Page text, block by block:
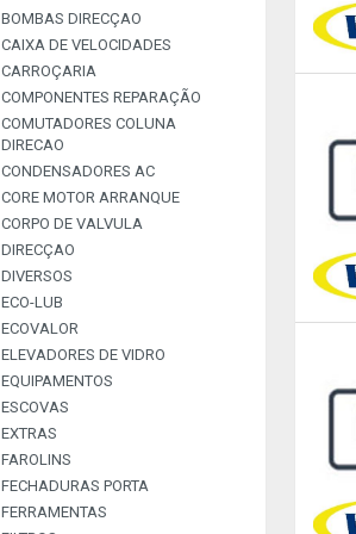
BOMBAS ALTA PRESSAO
COMMON RAI
BOMBAS COMBUSTIVEL
BOMBAS DE VACUO
BOMBAS ESGUICHO
BOMBAS DIRECÇAO
KIT REPARAÇAO BOMBAS
DIREÇAO
CAIXA DE VELOCIDADES
CARROÇARIA
COMPONENTES REPARAÇÃO
MATERIAL DE
ARCONDICIONADO
PEÇAS REPARAÇAO
ALTERNADOR E M
PEÇAS REPARAÇÃO
COMPRESSORES A
PEÇAS REPARAÇÃO
INJETORES
PLACAS RETIFICADORAS
COMUTADORES COLUNA
DIRECAO
COMUTADORES
CONDENSADORES AC
CORE MOTOR ARRANQUE
CORPO DE VALVULA
DIRECÇAO
DIVERSOS
DESCRIÇAO
DIVERSOS
LIVRE
LIVRE
LIVRE
LIVRE
LIVRE
LIVRE
LIVRE
LIVRE
LIVRE
LIVRE
LIVRE
ECO-LUB
ECOVALOR LUBRIFICANTES
ECOVALOR
ECOVALOR
ELEVADORES DE VIDRO
EQUIPAMENTOS
CARREGADORES E
TESTADORES
MANOMETROS
ESCOVAS
ESCOVAS CARVÃO ALTER E
M/A
ESCOVAS LIMPA VIDROS
EXTRAS
ALARMES & SEGURANÇA
ANTENAS
EXTRAS
FAROLINS
FECHADURAS PORTA
FERRAMENTAS